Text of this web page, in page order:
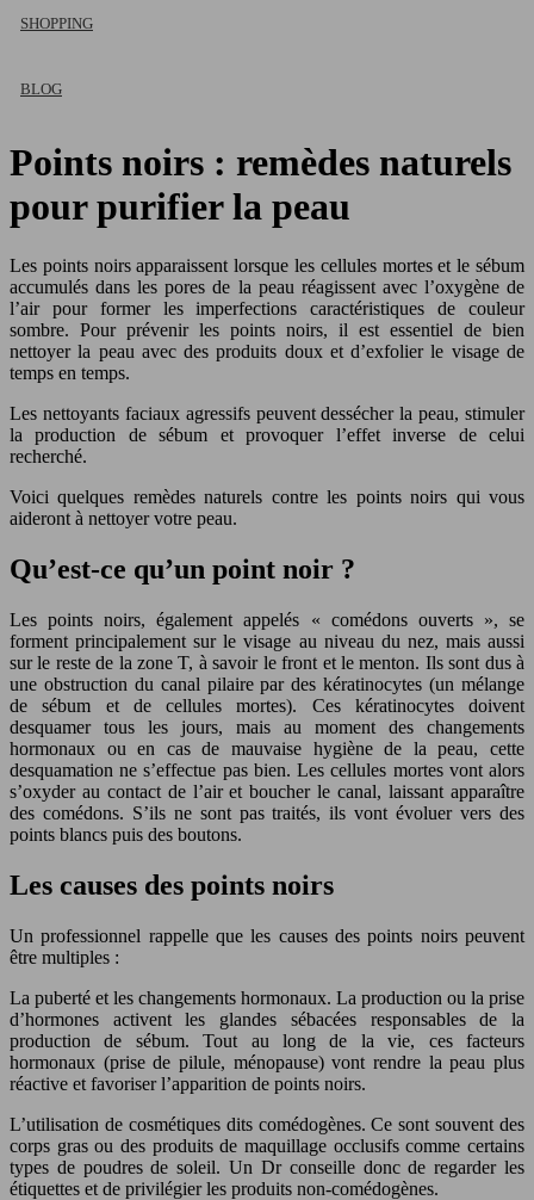
SHOPPING
BLOG
Points noirs : remèdes naturels
pour purifier la peau
Les points noirs apparaissent lorsque les cellules mortes et le sébum
accumulés dans les pores de la peau réagissent avec l’oxygène de
l’air pour former les imperfections caractéristiques de couleur
sombre. Pour prévenir les points noirs, il est essentiel de bien
nettoyer la peau avec des produits doux et d’exfolier le visage de
temps en temps.
Les nettoyants faciaux agressifs peuvent dessécher la peau, stimuler
la production de sébum et provoquer l’effet inverse de celui
recherché.
Voici quelques remèdes naturels contre les points noirs qui vous
aideront à nettoyer votre peau.
Qu’est-ce qu’un point noir ?
Les points noirs, également appelés « comédons ouverts », se
forment principalement sur le visage au niveau du nez, mais aussi
sur le reste de la zone T, à savoir le front et le menton. Ils sont dus à
une obstruction du canal pilaire par des kératinocytes (un mélange
de sébum et de cellules mortes). Ces kératinocytes doivent
desquamer tous les jours, mais au moment des changements
hormonaux ou en cas de mauvaise hygiène de la peau, cette
desquamation ne s’effectue pas bien. Les cellules mortes vont alors
s’oxyder au contact de l’air et boucher le canal, laissant apparaître
des comédons. S’ils ne sont pas traités, ils vont évoluer vers des
points blancs puis des boutons.
Les causes des points noirs
Un professionnel rappelle que les causes des points noirs peuvent
être multiples :
La puberté et les changements hormonaux. La production ou la prise
d’hormones activent les glandes sébacées responsables de la
production de sébum. Tout au long de la vie, ces facteurs
hormonaux (prise de pilule, ménopause) vont rendre la peau plus
réactive et favoriser l’apparition de points noirs.
L’utilisation de cosmétiques dits comédogènes. Ce sont souvent des
corps gras ou des produits de maquillage occlusifs comme certains
types de poudres de soleil. Un Dr conseille donc de regarder les
étiquettes et de privilégier les produits non-comédogènes.